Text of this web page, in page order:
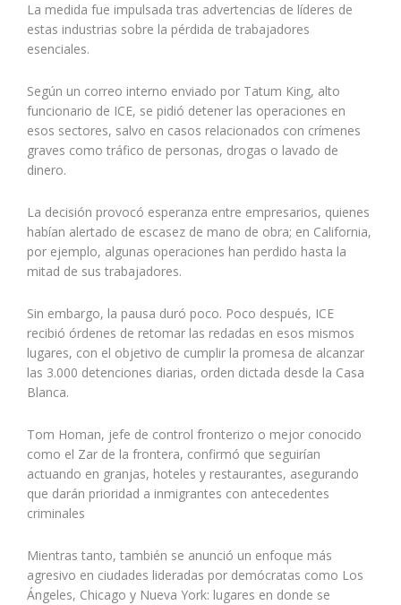
La medida fue impulsada tras advertencias de líderes de
estas industrias sobre la pérdida de trabajadores
esenciales.
Según un correo interno enviado por Tatum King, alto
funcionario de ICE, se pidió detener las operaciones en
esos sectores, salvo en casos relacionados con crímenes
graves como tráfico de personas, drogas o lavado de
dinero.
La decisión provocó esperanza entre empresarios, quienes
habían alertado de escasez de mano de obra; en California,
por ejemplo, algunas operaciones han perdido hasta la
mitad de sus trabajadores.
Sin embargo, la pausa duró poco. Poco después, ICE
recibió órdenes de retomar las redadas en esos mismos
lugares, con el objetivo de cumplir la promesa de alcanzar
las 3.000 detenciones diarias, orden dictada desde la Casa
Blanca.
Tom Homan, jefe de control fronterizo o mejor conocido
como el Zar de la frontera, confirmó que seguirían
actuando en granjas, hoteles y restaurantes, asegurando
que darán prioridad a inmigrantes con antecedentes
criminales
Mientras tanto, también se anunció un enfoque más
agresivo en ciudades lideradas por demócratas como Los
Ángeles, Chicago y Nueva York: lugares en donde se